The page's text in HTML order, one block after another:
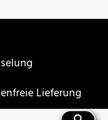
Lieferung